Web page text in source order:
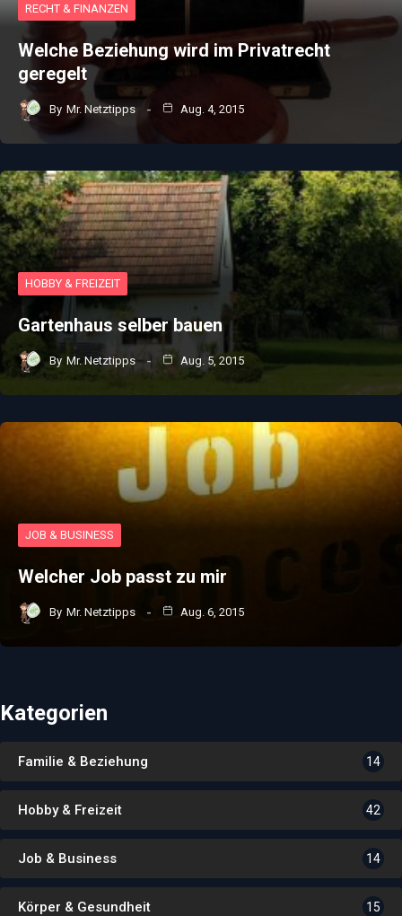
RECHT & FINANZEN
Welche Beziehung wird im Privatrecht
geregelt
By Mr. Netztipps Aug. 4, 2015
HOBBY & FREIZEIT
Gartenhaus selber bauen
By Mr. Netztipps Aug. 5, 2015
JOB & BUSINESS
Welcher Job passt zu mir
By Mr. Netztipps Aug. 6, 2015
Kategorien
Familie & Beziehung 14
Hobby & Freizeit 42
Job & Business 14
Körper & Gesundheit 15